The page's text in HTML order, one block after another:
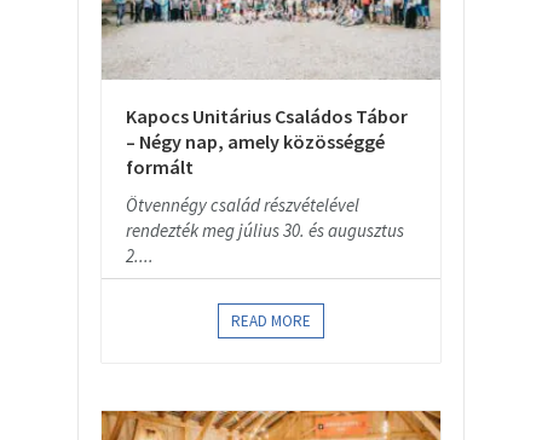
Kapocs Unitárius Családos Tábor
– Négy nap, amely közösséggé
formált
Ötvennégy család részvételével
rendezték meg július 30. és augusztus
2....
READ MORE